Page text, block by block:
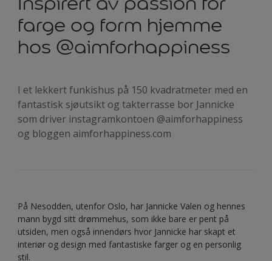
farge og form hjemme
hos @aimforhappiness
I et lekkert funkishus på 150 kvadratmeter med en
fantastisk sjøutsikt og takterrasse bor Jannicke
som driver instagramkontoen @aimforhappiness
og bloggen aimforhappiness.com
På Nesodden, utenfor Oslo, har Jannicke Valen og hennes
mann bygd sitt drømmehus, som ikke bare er pent på
utsiden, men også innendørs hvor Jannicke har skapt et
interiør og design med fantastiske farger og en personlig
stil.